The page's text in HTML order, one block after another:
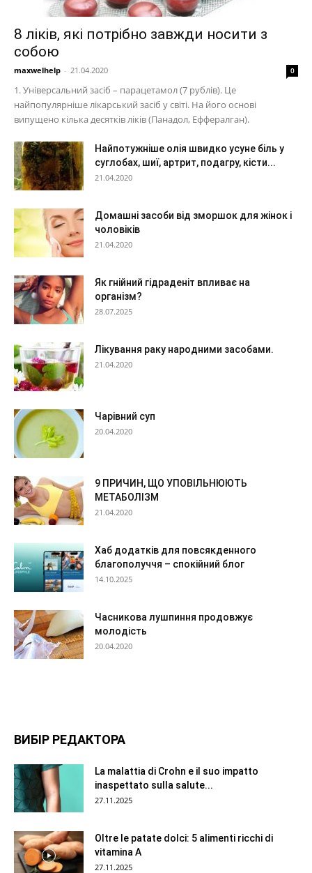
8 ліків, які потрібно завжди носити з
собою
maxwelhelp - 21.04.2020 0
1. Універсальний засіб – парацетамол (7 рублів). Це
найпопулярніше лікарський засіб у світі. На його основі
випущено кілька десятків ліків (Панадол, Еффералган).
Найпотужніше олія швидко усуне біль у
суглобах, шиї, артрит, подагру, кісти...
21.04.2020
Домашні засоби від зморшок для жінок і
чоловіків
21.04.2020
Як гнійний гідраденіт впливає на
організм?
28.07.2025
Лікування раку народними засобами.
21.04.2020
Чарівний суп
20.04.2020
9 ПРИЧИН, ЩО УПОВІЛЬНЮЮТЬ
МЕТАБОЛІЗМ
21.04.2020
Хаб додатків для повсякденного
благополуччя – спокійний блог
14.10.2025
Часникова лушпиння продовжує
молодість
20.04.2020
ВИБІР РЕДАКТОРА
La malattia di Crohn e il suo impatto
inaspettato sulla salute...
27.11.2025
Oltre le patate dolci: 5 alimenti ricchi di
vitamina A
27.11.2025